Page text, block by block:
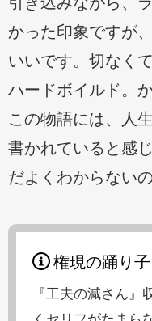
かった印象ですが
いいです。切なく
ハードボイルド。
この物語には、人
書かれていると感
だよくわからないの
権現の踊り子
『工夫の減さん